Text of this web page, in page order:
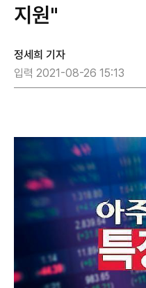
지원"
정세희 기자
입력 2021-08-26 15:13